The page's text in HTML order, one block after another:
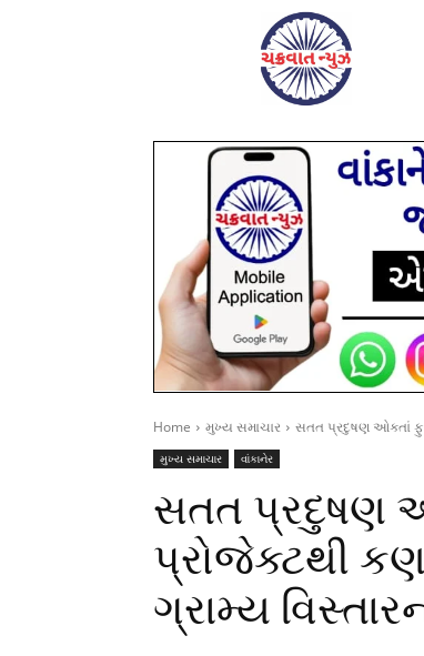
Home મુખ્ય સમાચાર સતત પ્રદુષણ ઓકતાં
મુખ્ય સમાચાર વાંકાનેર
સતત પ્રદુષણ
પ્રોજેક્ટથી
ગ્રામ્ય